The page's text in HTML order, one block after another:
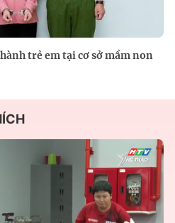
trẻ em tại cơ sở mầm non